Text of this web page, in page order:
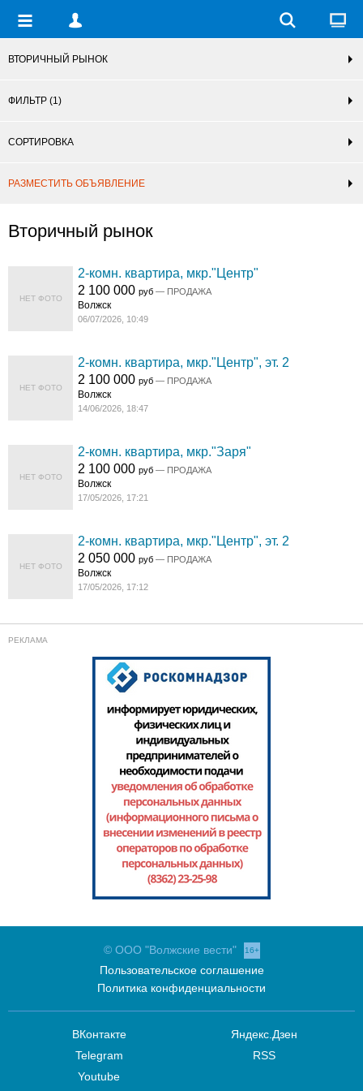
ВТОРИЧНЫЙ РЫНОК
ФИЛЬТР (1)
СОРТИРОВКА
РАЗМЕСТИТЬ ОБЪЯВЛЕНИЕ
Вторичный рынок
НЕТ ФОТО
2-комн. квартира, мкр."Центр"
2 100 000руб — ПРОДАЖА
Волжск
06/07/2026, 10:49
НЕТ ФОТО
2-комн. квартира, мкр."Центр", эт. 2
2 100 000руб — ПРОДАЖА
Волжск
14/06/2026, 18:47
НЕТ ФОТО
2-комн. квартира, мкр."Заря"
2 100 000руб — ПРОДАЖА
Волжск
17/05/2026, 17:21
НЕТ ФОТО
2-комн. квартира, мкр."Центр", эт. 2
2 050 000руб — ПРОДАЖА
Волжск
17/05/2026, 17:12
© ООО "Волжские вести" 16+
Пользовательское соглашение
Политика конфиденциальности
ВКонтакте
Telegram
Youtube
Яндекс.Дзен
RSS